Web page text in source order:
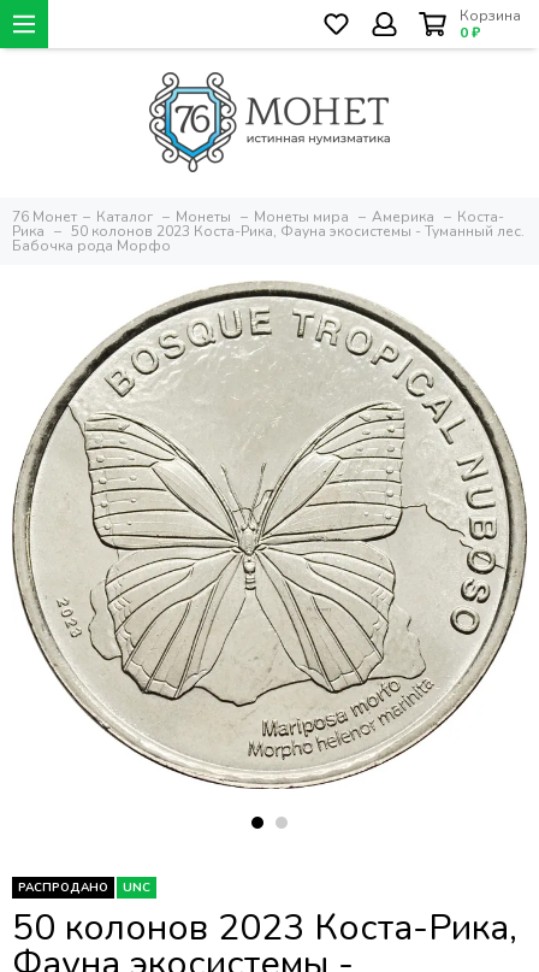
Корзина
0 ₽
76 Монет Каталог Монеты Монеты мира Америка Коста-
Рика 50 колонов 2023 Коста-Рика, Фауна экосистемы - Туманный лес.
Бабочка рода Морфо
РАСПРОДАНО UNC
50 колонов 2023 Коста-Рика,